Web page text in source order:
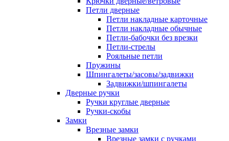
Петли дверные
Петли накладные карточные
Петли накладные обычные
Петли-бабочки без врезки
Петли-стрелы
Рояльные петли
Пружины
Шпингалеты/засовы/задвижки
Задвижки/шпингалеты
Дверные ручки
Ручки круглые дверные
Ручки-скобы
Замки
Врезные замки
Врезные замки с ручками